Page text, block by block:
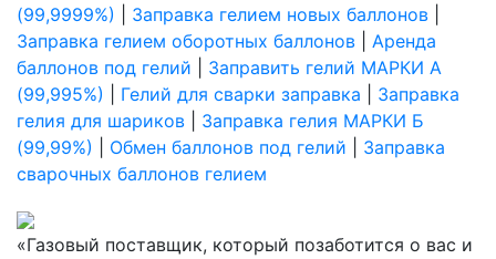
(99,9999%)
Заправка гелием новых баллонов
Заправка гелием оборотных баллонов
Аренда
баллонов под гелий
Заправить гелий МАРКИ А
(99,995%)
Гелий для сварки заправка
Заправка
гелия для шариков
Заправка гелия МАРКИ Б
(99,99%)
Обмен баллонов под гелий
Заправка
сварочных баллонов гелием
«Газовый поставщик, который позаботится о вас и